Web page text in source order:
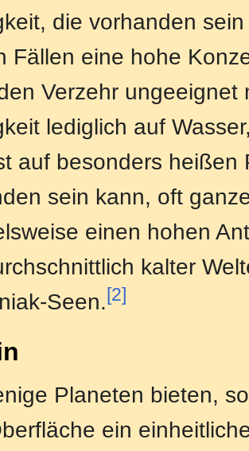
die vorhanden
Fällen eine hohe
Verzehr
lediglich auf
auf besonders
sein kann, oft
einen hohen
kalter
Seen.[2]
Planeten bieten,
ein